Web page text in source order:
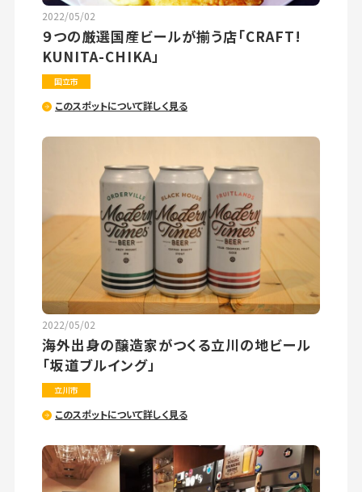
2022/05/02
９つの厳選国産ビールが揃う店「CRAFT!
KUNITA-CHIKA」
国立市
このスポットについて詳しく見る
2022/05/02
海外出身の醸造家がつくる立川の地ビール
「坂道ブルイング」
立川市
このスポットについて詳しく見る